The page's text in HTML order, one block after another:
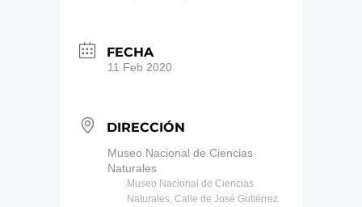
FECHA
11 Feb 2020
DIRECCIÓN
Museo Nacional de Ciencias
Naturales
Museo Nacional de Ciencias
Naturales, Calle de José Gutiérrez